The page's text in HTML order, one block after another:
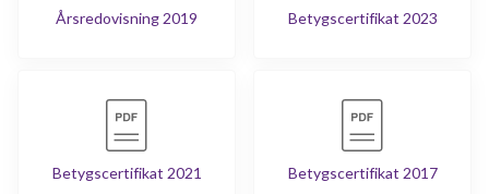
Årsredovisning 2019 Betygscertifikat 2023
Betygscertifikat 2021 Betygscertifikat 2017